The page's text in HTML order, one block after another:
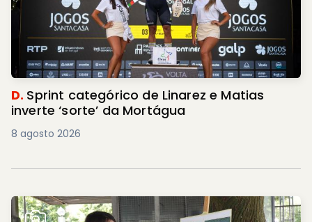
D. Sprint categórico de Linarez e Matias
inverte ‘sorte’ da Mortágua
8 agosto 2026